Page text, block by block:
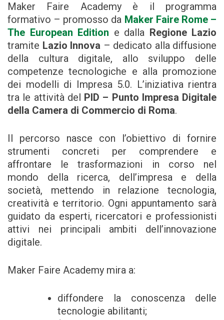
Maker Faire Academy è il programma
formativo – promosso da Maker Faire Rome –
The European Edition e dalla Regione Lazio
tramite Lazio Innova – dedicato alla diffusione
della cultura digitale, allo sviluppo delle
competenze tecnologiche e alla promozione
dei modelli di Impresa 5.0. L’iniziativa rientra
tra le attività del PID – Punto Impresa Digitale
della Camera di Commercio di Roma.
Il percorso nasce con l’obiettivo di fornire
strumenti concreti per comprendere e
affrontare le trasformazioni in corso nel
mondo della ricerca, dell’impresa e della
società, mettendo in relazione tecnologia,
creatività e territorio. Ogni appuntamento sarà
guidato da esperti, ricercatori e professionisti
attivi nei principali ambiti dell’innovazione
digitale.
Maker Faire Academy mira a:
diffondere la conoscenza delle
tecnologie abilitanti;